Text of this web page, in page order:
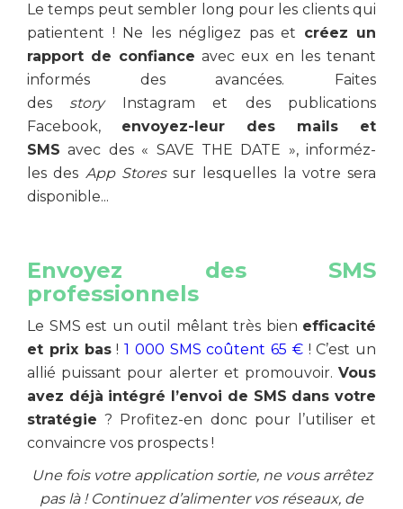
Le temps peut sembler long pour les clients qui
patientent ! Ne les négligez pas et créez un
rapport de confiance avec eux en les tenant
informés des avancées. Faites
des storyInstagram et des publications
Facebook, envoyez-leur des mails et
SMS avec des « SAVE THE DATE », informéz-
les des App Storessur lesquelles la votre sera
disponible...
Envoyez des SMS
professionnels
Le SMS est un outil mêlant très bien efficacité
et prix bas! 1 000 SMS coûtent 65 €! C’est un
allié puissant pour alerter et promouvoir. Vous
avez déjà intégré l’envoi de SMS dans votre
stratégie ? Profitez-en donc pour l’utiliser et
convaincre vos prospects !
Une fois votre application sortie, ne vous arrêtez
pas là ! Continuez d’alimenter vos réseaux, de